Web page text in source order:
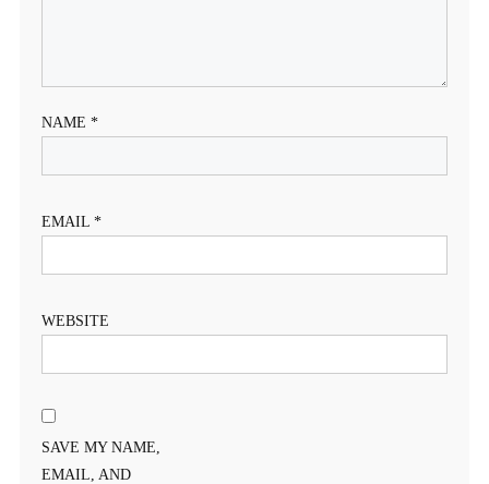
NAME *
EMAIL *
WEBSITE
SAVE MY NAME,
EMAIL, AND